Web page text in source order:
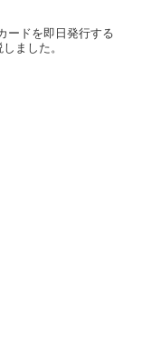
ードを即日発行する
ました。